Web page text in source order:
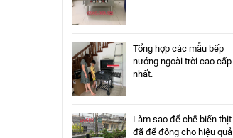
Tổng hợp các mẫu bếp
nướng ngoài trời cao cấp
nhất.
Làm sao để chế biến thịt
đã để đông cho hiệu quả